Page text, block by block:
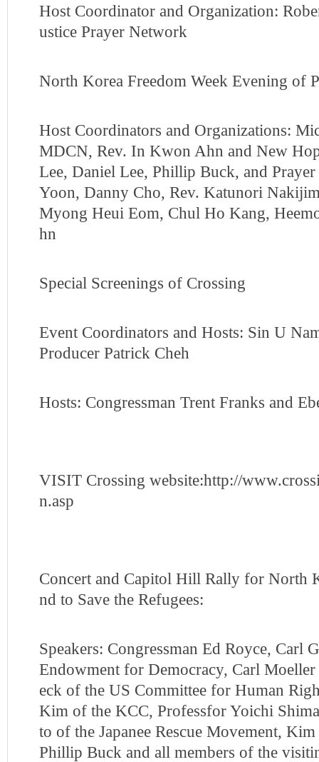
Host Coordinator and Organization:
ustice Prayer Network
North Korea Freedom Week Evening of
Host Coordinators and Organizations:
MDCN, Rev. In Kwon Ahn and New
Lee, Daniel Lee, Phillip Buck, and Prayer
Yoon, Danny Cho, Rev. Katunori
Myong Heui Eom, Chul Ho Kang,
hn
Special Screenings of Crossing
Event Coordinators and Hosts: Sin U
Producer Patrick Cheh
Hosts: Congressman Trent Franks and
VISIT Crossing website:http://
n.asp
Concert and Capitol Hill Rally for North
nd to Save the Refugees:
Speakers: Congressman Ed Royce, Carl
Endowment for Democracy, Carl
eck of the US Committee for Human
Kim of the KCC, Professfor Yoichi
to of the Japanee Rescue Movement,
Phillip Buck and all members of the